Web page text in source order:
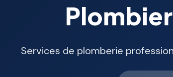
Services de plomberie